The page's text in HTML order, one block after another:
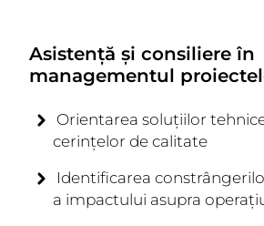
Asistență și consiliere în
managementul
Orientarea soluțiilor
cerințelor de calitate
Identificarea
a impactului asupra